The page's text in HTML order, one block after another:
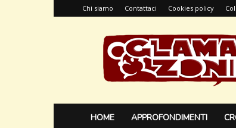
Chi siamo Contattaci Cookies policy
Glamazonia,
il
blog
HOME APPROFONDIMENTI